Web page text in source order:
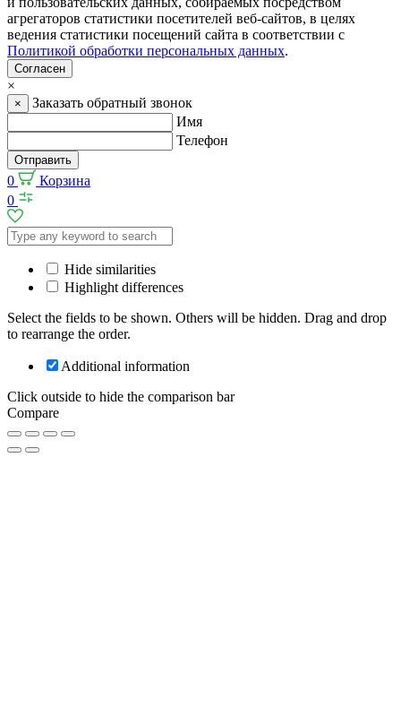
агрегаторов статистики посетителей веб-сайтов, в целях
ведения статистики посещений сайта в соответствии с
Политикой обработки персональных данных.
Согласен
×
×
Заказать обратный звонок
Имя
Телефон
Отправить
0
Корзина
0
Hide similarities
Highlight differences
Select the fields to be shown. Others will be hidden. Drag and drop
to rearrange the order.
Additional information
Click outside to hide the comparison bar
Compare